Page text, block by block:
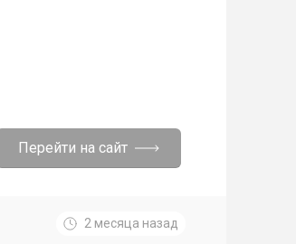
Перейти на сайт
2 месяца назад